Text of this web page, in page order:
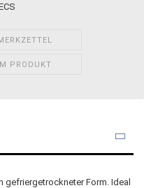
PRODUKT
gefriergetrockneter Form. Ideal